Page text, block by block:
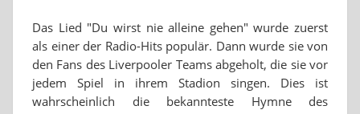
Das Lied "Du wirst nie alleine gehen" wurde zuerst
als einer der Radio-Hits populär. Dann wurde sie von
den Fans des Liverpooler Teams abgeholt, die sie vor
jedem Spiel in ihrem Stadion singen. Dies ist
wahrscheinlich die bekannteste Hymne des